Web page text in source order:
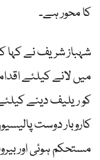
کا محور ہے۔
شہباز شریف نے
میں لانے کیلئے
کو ریلیف دینے
کاروبار دوست
مستحکم ہوئی اور